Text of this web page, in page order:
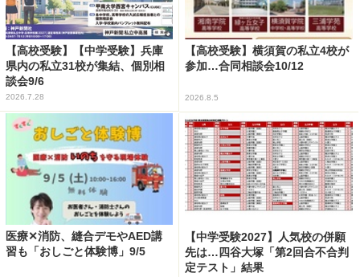
【高校受験】【中学受験】兵庫
県内の私立31校が集結、個別相
談会9/6
2026.7.28
【高校受験】横須賀の私立4校が
参加…合同相談会10/12
2026.8.5
医療✕消防、縫合デモやAED講
習も「おしごと体験博」9/5
【中学受験2027】人気校の併願
先は…四谷大塚「第2回合不合判
定テスト」結果